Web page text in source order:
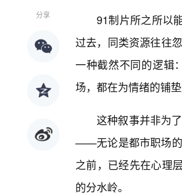
分享
91制片所之所以
过去，同类资源往往
一种截然不同的逻辑
场，都在为情绪的铺垫
这种叙事并非为
——无论是都市职场
之前，已经先在心理
的分水岭。